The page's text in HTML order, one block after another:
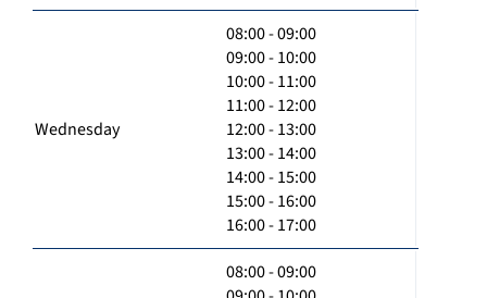
Wednesday
08:00 - 09:00
09:00 - 10:00
10:00 - 11:00
11:00 - 12:00
12:00 - 13:00
13:00 - 14:00
14:00 - 15:00
15:00 - 16:00
16:00 - 17:00
08:00 - 09:00